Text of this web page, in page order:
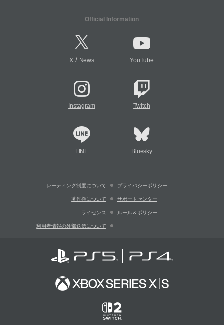
Official Information
X/ News YouTube
Instagram Twitch
LINE Bluesky
レーティング制度について プライバシーポリシー
著作権について サポートセンター
ライセンス ルール＆ポリシー
利用者情報の外部送信について